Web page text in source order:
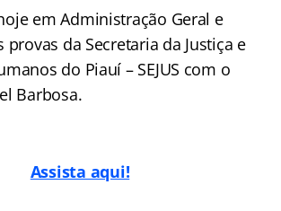
em Administração Geral e
provas da Secretaria da Justiça e
do Piauí – SEJUS com o
Barbosa.
Assista aqui!